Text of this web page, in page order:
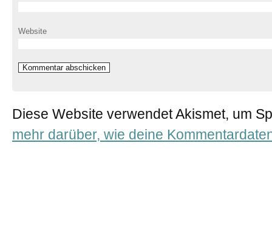
Website
Diese Website verwendet Akismet, um
mehr darüber, wie deine